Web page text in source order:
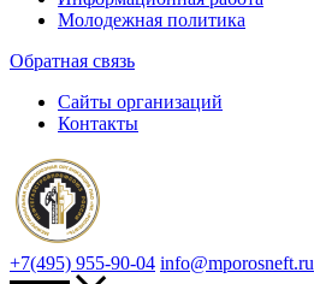
Молодежная политика
Обратная связь
Сайты организаций
Контакты
+7(495) 955-90-04 info@mporosneft.ru